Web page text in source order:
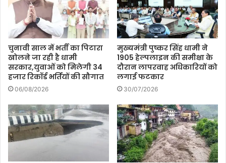
चुनावी साल में भर्ती का पिटारा
खोलने जा रही है धामी
सरकार,युवाओं को मिलेगी 34
हजार रिकॉर्ड भर्तियों की सौगात
06/08/2026
मुख्यमंत्री पुष्कर सिंह धामी ने
1905 हेल्पलाइन की समीक्षा के
दौरान लापरवाह अधिकारियों को
लगाई फटकार
30/07/2026